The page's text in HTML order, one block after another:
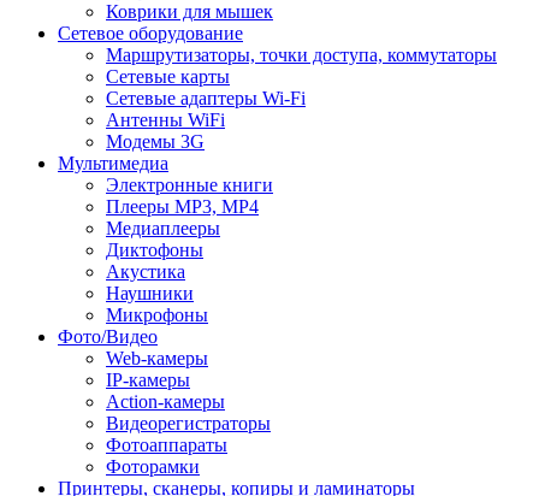
Коврики для мышек
Сетевое оборудование
Маршрутизаторы, точки доступа, коммутаторы
Сетевые карты
Сетевые адаптеры Wi-Fi
Антенны WiFi
Модемы 3G
Мультимедиа
Электронные книги
Плееры MP3, MP4
Медиаплееры
Диктофоны
Акустика
Наушники
Микрофоны
Фото/Видео
Web-камеры
IP-камеры
Action-камеры
Видеорегистраторы
Фотоаппараты
Фоторамки
Принтеры, сканеры, копиры и ламинаторы